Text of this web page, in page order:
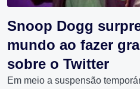
Snoop Dogg
mundo ao fazer
sobre o Twitter
Em meio a suspensão